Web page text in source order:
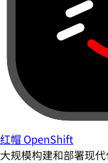
红帽 OpenShift
大规模构建和部署现代